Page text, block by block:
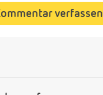
verfassen